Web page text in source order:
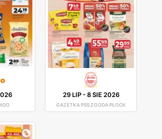
29 LIP-8 SIE 2026
GAZETKA PSS ZGODA PŁOCK